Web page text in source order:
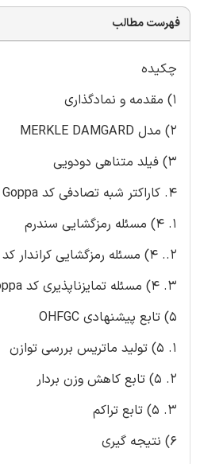
فهرست مطالب
چکیده
1) مقدمه و نمادگذاری
2) مدل MERKLE DAMGARD
3) فیلد متناهی دودویی
4. کاراکتر شبه تصادفی کد Goppa
1. 4) مسئله رمزگشایی سندرم
2.. 4) مسئله رمزگشایی کراندار کد Goppa
3. 4) مسئله تمایزناپذیری کد Goppa
5) تابع پیشنهادی OHFGC
1. 5) تولید ماتریس بررسی توازن
2. 5) تابع کاهش وزن بردار
3. 5) تابع تراکم
6) نتیجه گیری